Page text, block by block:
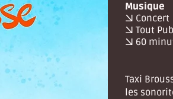
Musique
→ Concert
→ Tout
→ 60
Taxi
les